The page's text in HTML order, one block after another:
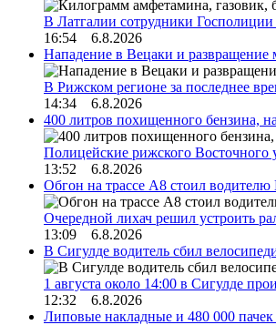
В Латгалии сотрудники
16:54 6.8.2026
Нападение в Вецаки и развращение
В Рижском регионе за последнее
14:34 6.8.2026
400 литров похищенного бензина,
Полицейские рижского Восточного
13:52 6.8.2026
Обгон на трассе А8 стоил
Очередной лихач решил устроить
13:09 6.8.2026
В Сигулде водитель сбил
1 августа около 14:00 в Сигулде
12:32 6.8.2026
Липовые накладные и 480 000 пачек